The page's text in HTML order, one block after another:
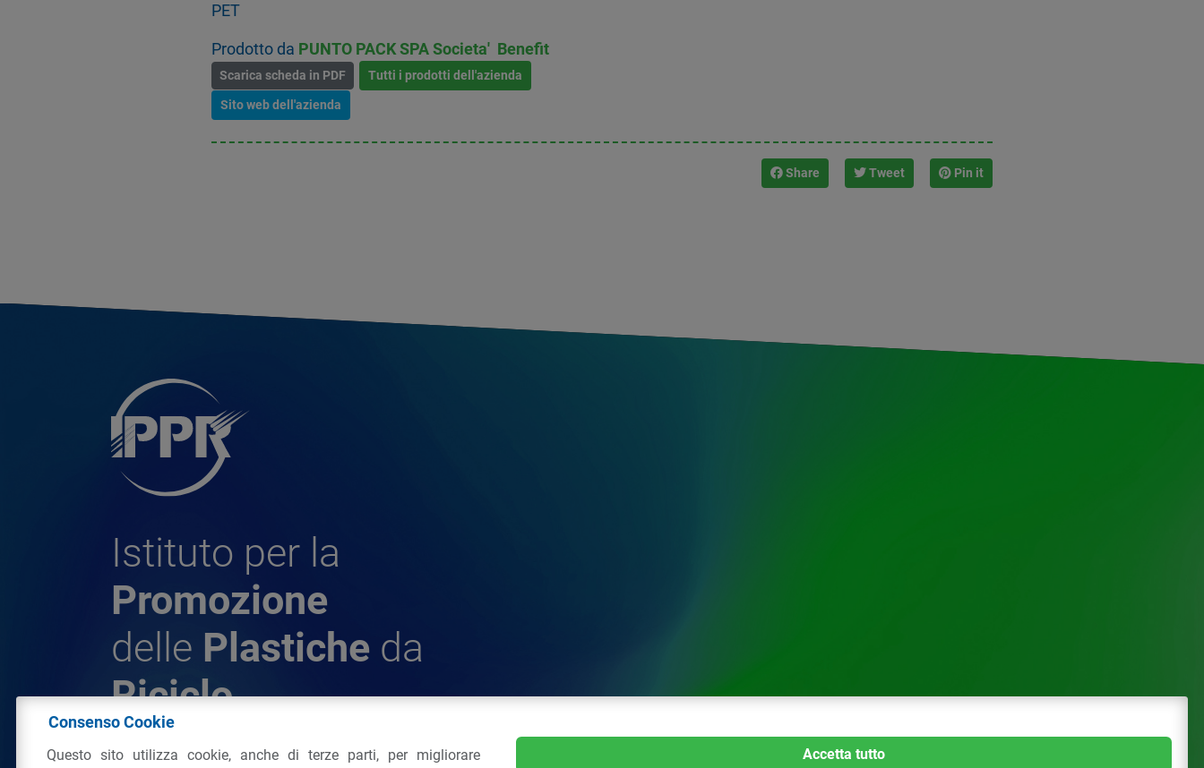
PET
Prodotto da PUNTO PACK SPA Societa' Benefit
Scarica scheda in PDF Tutti i prodotti dell'azienda
Sito web dell'azienda
Share Tweet Pin it
Istituto per la
Promozione
delle Plastiche da
Riciclo
© 2026 - IPPR Istituto per la Promozione delle Plastiche
Consenso Cookie
Questo sito utilizza cookie, anche di terze parti, per migliorare
Accetta tutto